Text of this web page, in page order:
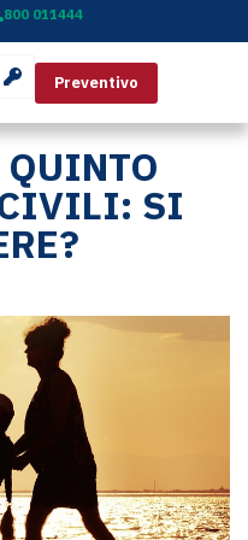
800 011444
Preventivo
QUINTO
SI